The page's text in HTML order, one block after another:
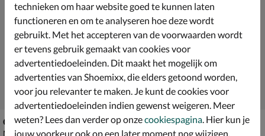
Gabor
Mocassins & loafers - wit
Gabor
Ballerinas & instappers - wit
technieken om haar website goed te kunnen laten
functioneren en om te analyseren hoe deze wordt
gebruikt. Met het accepteren van de voorwaarden wordt
er tevens gebruik gemaakt van cookies voor
advertentiedoeleinden. Dit maakt het mogelijk om
advertenties van Shoemixx, die elders getoond worden,
voor jou relevanter te maken. Je kunt de cookies voor
advertentiedoeleinden indien gewenst weigeren. Meer
weten? Lees dan verder op onzecookiespagina. Hier kun je
jouw voorkeur ook op een later moment nog wijzigen.